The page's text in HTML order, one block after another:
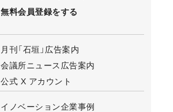
無料会員登録をする
月刊「石垣」広告案内
会議所ニュース広告案内
公式 X アカウント
イノベーション企業事例